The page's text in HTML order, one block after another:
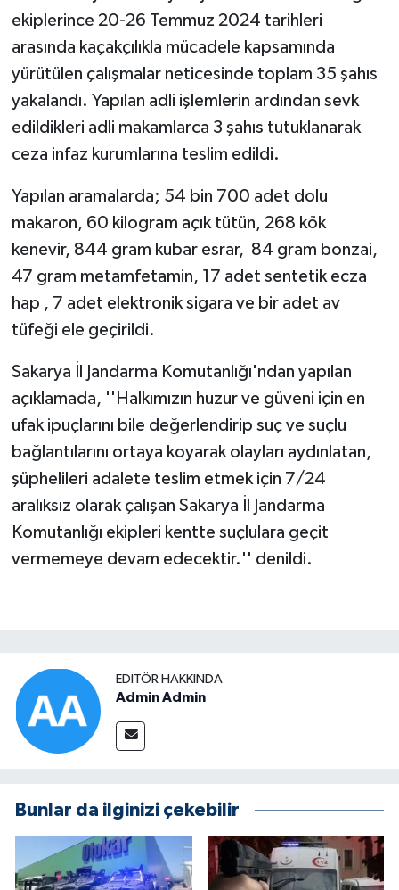
ekiplerince 20-26 Temmuz 2024 tarihleri
arasında kaçakçılıkla mücadele kapsamında
yürütülen çalışmalar neticesinde toplam 35 şahıs
yakalandı. Yapılan adli işlemlerin ardından sevk
edildikleri adli makamlarca 3 şahıs tutuklanarak
ceza infaz kurumlarına teslim edildi.
Yapılan aramalarda; 54 bin 700 adet dolu
makaron, 60 kilogram açık tütün, 268 kök
kenevir, 844 gram kubar esrar, 84 gram bonzai,
47 gram metamfetamin, 17 adet sentetik ecza
hap , 7 adet elektronik sigara ve bir adet av
tüfeği ele geçirildi.
Sakarya İl Jandarma Komutanlığı'ndan yapılan
açıklamada, ''Halkımızın huzur ve güveni için en
ufak ipuçlarını bile değerlendirip suç ve suçlu
bağlantılarını ortaya koyarak olayları aydınlatan,
şüphelileri adalete teslim etmek için 7/24
aralıksız olarak çalışan Sakarya İl Jandarma
Komutanlığı ekipleri kentte suçlulara geçit
vermemeye devam edecektir.'' denildi.
EDITÖR HAKKINDA
Admin Admin
Bunlar da ilginizi çekebilir